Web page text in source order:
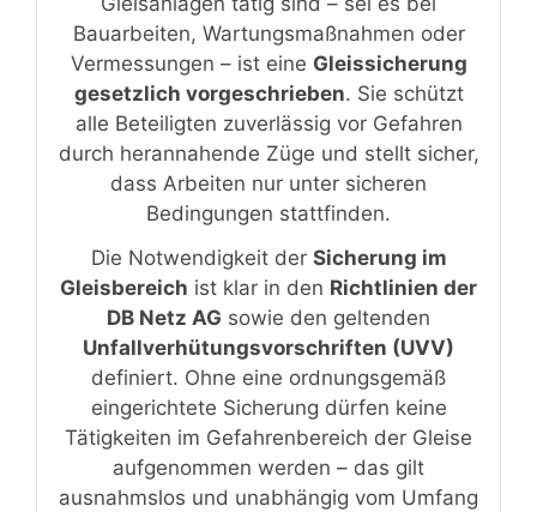
Bauarbeiten, Wartungsmaßnahmen oder
Vermessungen – ist eine Gleissicherung
gesetzlich vorgeschrieben. Sie schützt
alle Beteiligten zuverlässig vor Gefahren
durch herannahende Züge und stellt sicher,
dass Arbeiten nur unter sicheren
Bedingungen stattfinden.
Die Notwendigkeit der Sicherung im
Gleisbereich ist klar in den Richtlinien der
DB Netz AG sowie den geltenden
Unfallverhütungsvorschriften (UVV)
definiert. Ohne eine ordnungsgemäß
eingerichtete Sicherung dürfen keine
Tätigkeiten im Gefahrenbereich der Gleise
aufgenommen werden – das gilt
ausnahmslos und unabhängig vom Umfang